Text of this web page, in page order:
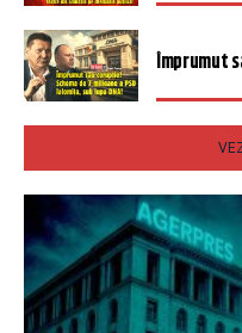
Împrumut